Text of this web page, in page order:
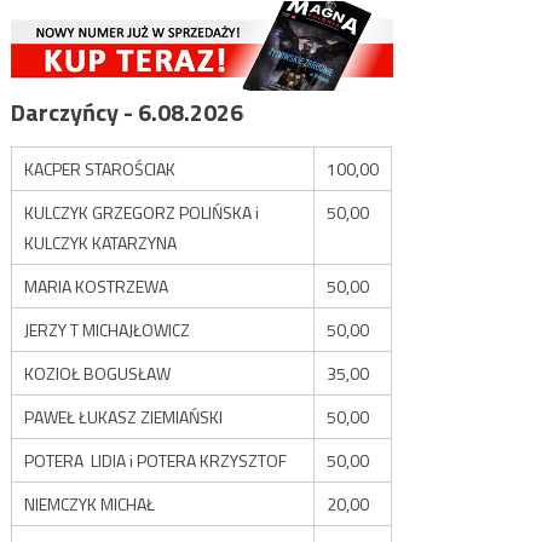
Darczyńcy - 6.08.2026
KACPER STAROŚCIAK
100,00
KULCZYK GRZEGORZ POLIŃSKA i
KULCZYK KATARZYNA
50,00
MARIA KOSTRZEWA
50,00
JERZY T MICHAJŁOWICZ
50,00
KOZIOŁ BOGUSŁAW
35,00
PAWEŁ ŁUKASZ ZIEMIAŃSKI
50,00
POTERA LIDIA i POTERA KRZYSZTOF
50,00
NIEMCZYK MICHAŁ
20,00